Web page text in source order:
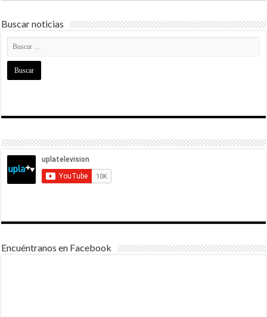
Buscar noticias
Encuéntranos en Facebook